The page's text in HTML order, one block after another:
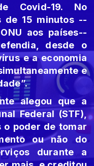
Covid-19. No
de 15 minutos --
aos países--
desde o
e a economia
e
alegou que a
Federal (STF),
o poder de tomar
ou não do
durante a